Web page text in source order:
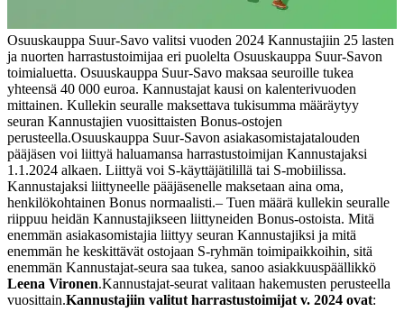
Osuuskauppa Suur-Savo valitsi vuoden 2024 Kannustajiin 25 lasten
ja nuorten harrastustoimijaa eri puolelta Osuuskauppa Suur-Savon
toimialuetta. Osuuskauppa Suur-Savo maksaa seuroille tukea
yhteensä 40 000 euroa. Kannustajat kausi on kalenterivuoden
mittainen. Kullekin seuralle maksettava tukisumma määräytyy
seuran Kannustajien vuosittaisten Bonus-ostojen
perusteella.Osuuskauppa Suur-Savon asiakasomistajatalouden
pääjäsen voi liittyä haluamansa harrastustoimijan Kannustajaksi
1.1.2024 alkaen. Liittyä voi S-käyttäjätilillä tai S-mobiilissa.
Kannustajaksi liittyneelle pääjäsenelle maksetaan aina oma,
henkilökohtainen Bonus normaalisti.‒ Tuen määrä kullekin seuralle
riippuu heidän Kannustajikseen liittyneiden Bonus-ostoista. Mitä
enemmän asiakasomistajia liittyy seuran Kannustajiksi ja mitä
enemmän he keskittävät ostojaan S‑ryhmän toimipaikkoihin, sitä
enemmän Kannustajat-seura saa tukea, sanoo asiakkuuspäällikkö
Leena Vironen.Kannustajat-seurat valitaan hakemusten perusteella
vuosittain.Kannustajiin valitut harrastustoimijat v. 2024 ovat: